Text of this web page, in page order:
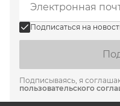
Подписаться на
Подписываясь, я
пользовательского